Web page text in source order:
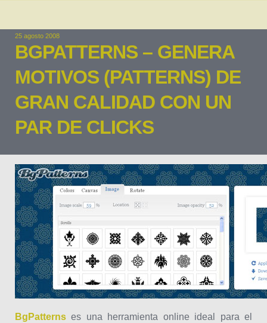
25 agosto 2008
BGPATTERNS – GENERA
MOTIVOS (PATTERNS) DE
GRAN CALIDAD CON UN
PAR DE CLICKS
BgPatterns es una herramienta online ideal para el